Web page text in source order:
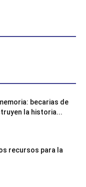
becarias de
la historia...
recursos para la